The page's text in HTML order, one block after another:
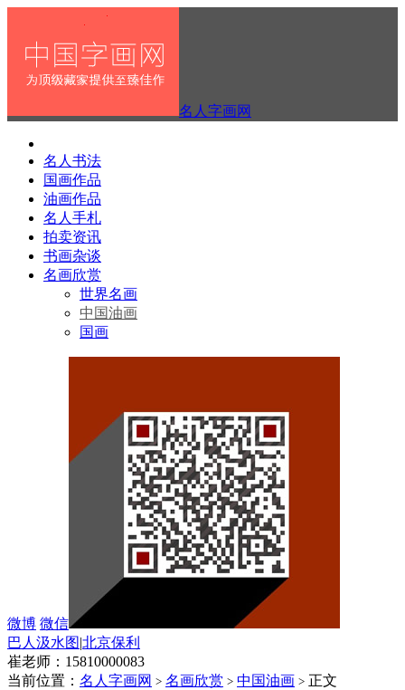
名人字画网
名人书法
国画作品
油画作品
名人手札
拍卖资讯
书画杂谈
名画欣赏
世界名画
中国油画
国画
微博 微信
巴人汲水图|北京保利
崔老师：15810000083
当前位置： 名人字画网 > 名画欣赏 > 中国油画 > 正文